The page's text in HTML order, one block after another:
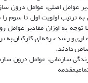
به ترتیب اولویت اول تا سوم
توجه به اوزان مقادیر عوامل
و رشد حرفه ای کارکنان به
دادند.
سازمانی، عوامل درون